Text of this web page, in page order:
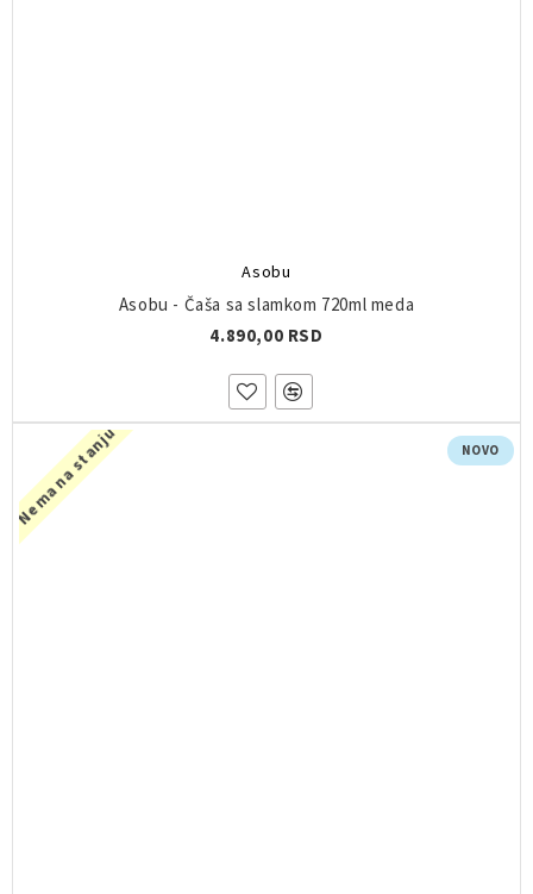
Asobu
Asobu - Čaša sa slamkom 720ml meda
4.890,00 RSD
NOVO
Nema na stanju